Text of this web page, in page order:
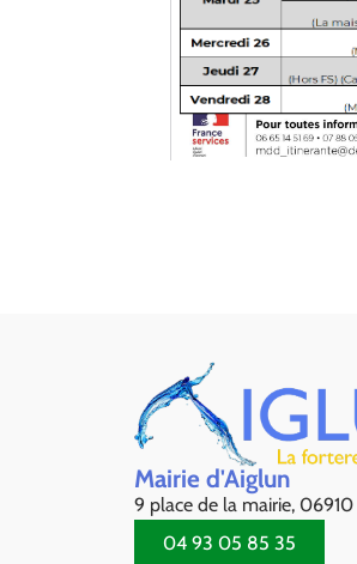
Mairie d'Aiglun
9 place de la mairie, 06910
04 93 05 85 35